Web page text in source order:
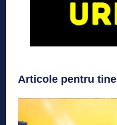
Articole pentru tine